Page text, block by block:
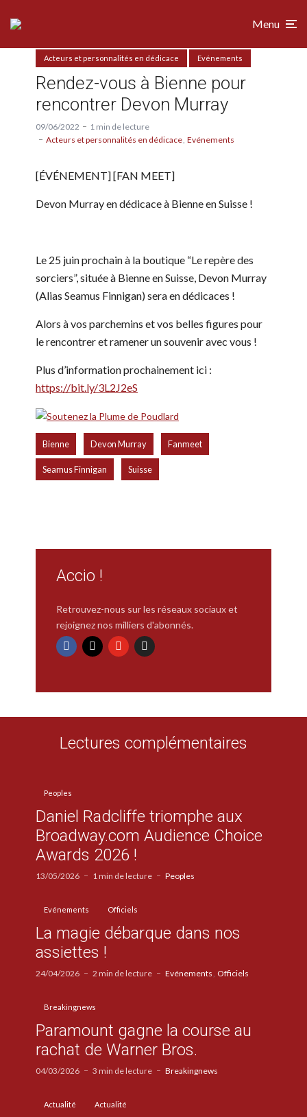
Menu
Acteurs et personnalités en dédicace Evénements
Rendez-vous à Bienne pour
rencontrer Devon Murray
09/06/2022
1 min de lecture
Acteurs et personnalités en dédicace Evénements
[ÉVÉNEMENT] [FAN MEET]
Devon Murray en dédicace à Bienne en Suisse !
Le 25 juin prochain à la boutique “Le repère des
sorciers”, située à Bienne en Suisse, Devon Murray
(Alias Seamus Finnigan) sera en dédicaces !
Alors à vos parchemins et vos belles figures pour
le rencontrer et ramener un souvenir avec vous !
Plus d’information prochainement ici :
https://bit.ly/3L2J2eS
Bienne Devon Murray Fanmeet
Seamus Finnigan Suisse
Accio !
Retrouvez-nous sur les réseaux sociaux et
rejoignez nos milliers d'abonnés.
Lectures complémentaires
Peoples
Daniel Radcliffe triomphe aux
Broadway.com Audience Choice
Awards 2026 !
13/05/2026 1 min de lecture Peoples
Evénements Officiels
La magie débarque dans nos
assiettes !
24/04/2026 2 min de lecture Evénements Officiels
Breakingnews
Paramount gagne la course au
rachat de Warner Bros.
04/03/2026 3 min de lecture Breakingnews
Actualité Actualité